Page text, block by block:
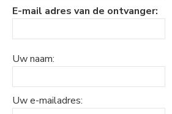
E-mail adres van de ontvanger:
Uw naam:
Uw e-mailadres: